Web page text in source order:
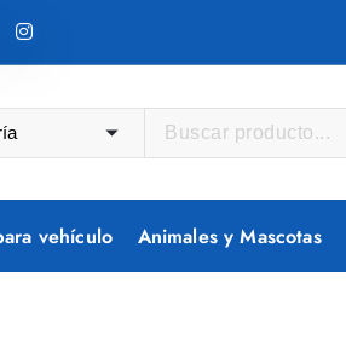
vehículo Animales y Mascotas